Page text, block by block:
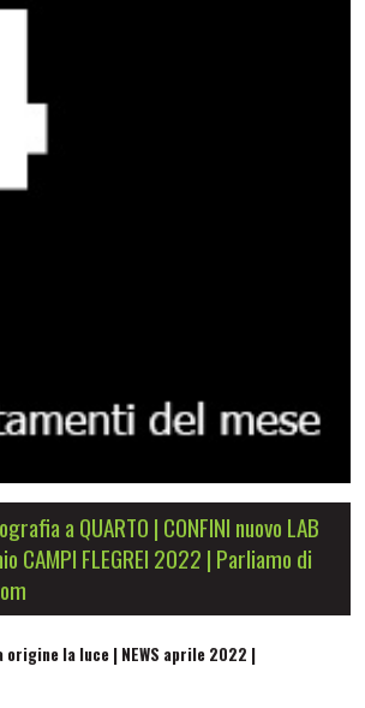
a QUARTO | CONFINI nuovo LAB
CAMPI FLEGREI 2022 | Parliamo di
origine la luce | NEWS aprile 2022 |